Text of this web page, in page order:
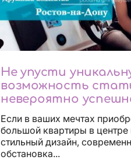
Не упусти
возможность
невероятно
независимой!
Если в ваших мечтах
большой квартиры в центре
стильный дизайн,
обстановка...